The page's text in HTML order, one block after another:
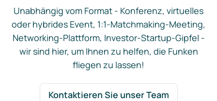
Unabhängig vom Format - Konferenz, virtuelles
oder hybrides Event, 1:1-Matchmaking-Meeting,
Networking-Plattform, Investor-Startup-Gipfel -
wir sind hier, um Ihnen zu helfen, die Funken
fliegen zu lassen!
Kontaktieren Sie unser Team